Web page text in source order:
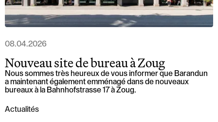
08.04.2026
Nouveau site de bureau à Zoug
Nous sommes très heureux de vous informer que Barandun
a maintenant également emménagé dans de nouveaux
bureaux à la Bahnhofstrasse 17 à Zoug.
Actualités